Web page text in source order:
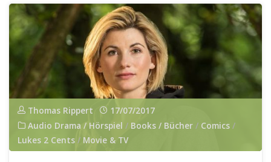
liebe!"
Thomas Rippert
17/07/2017
Audio Drama / Hörspiel / Books / Bücher / Comics /
Lukes 2 Cents / Movie & TV